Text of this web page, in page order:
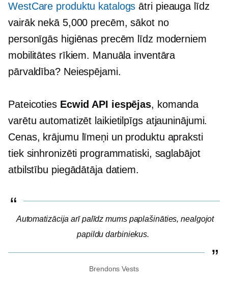
WestCare produktu katalogs ātri pieauga līdz
vairāk nekā 5,000 precēm, sākot no
personīgās higiēnas precēm līdz moderniem
mobilitātes rīkiem. Manuāla inventāra
pārvaldība? Neiespējami.
Pateicoties Ecwid API iespējas, komanda
varētu automatizēt laikietilpīgsatjauninājumi.
Cenas, krājumu līmeņi un produktu apraksti
tiek sinhronizēti programmatiski, saglabājot
atbilstību piegādātāja datiem.
Automatizācija arī palīdz mums paplašināties, nealgojot
papildu darbiniekus.
Brendons Vests